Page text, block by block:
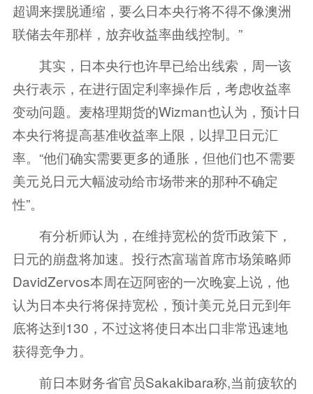
超调来摆脱通缩，要么日本央行将不得不像澳洲
联储去年那样，放弃收益率曲线控制。”
其实，日本央行也许早已给出线索，周一该
央行表示，在进行固定利率操作后，考虑收益率
变动问题。麦格理期货的Wizman也认为，预计日
本央行将提高基准收益率上限，以捍卫日元汇
率。“他们确实需要更多的通胀，但他们也不需要
美元兑日元大幅波动给市场带来的那种不确定
性”。
有分析师认为，在维持宽松的货币政策下，
日元的崩盘将加速。投行杰富瑞首席市场策略师
DavidZervos本周在迈阿密的一次晚宴上说，他
认为日本央行将保持宽松，预计美元兑日元到年
底将达到130，不过这将使日本出口非常迅速地
获得竞争力。
前日本财务省官员Sakakibara称,当前疲软的